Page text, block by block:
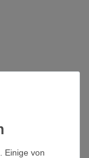
Sky
Einige von